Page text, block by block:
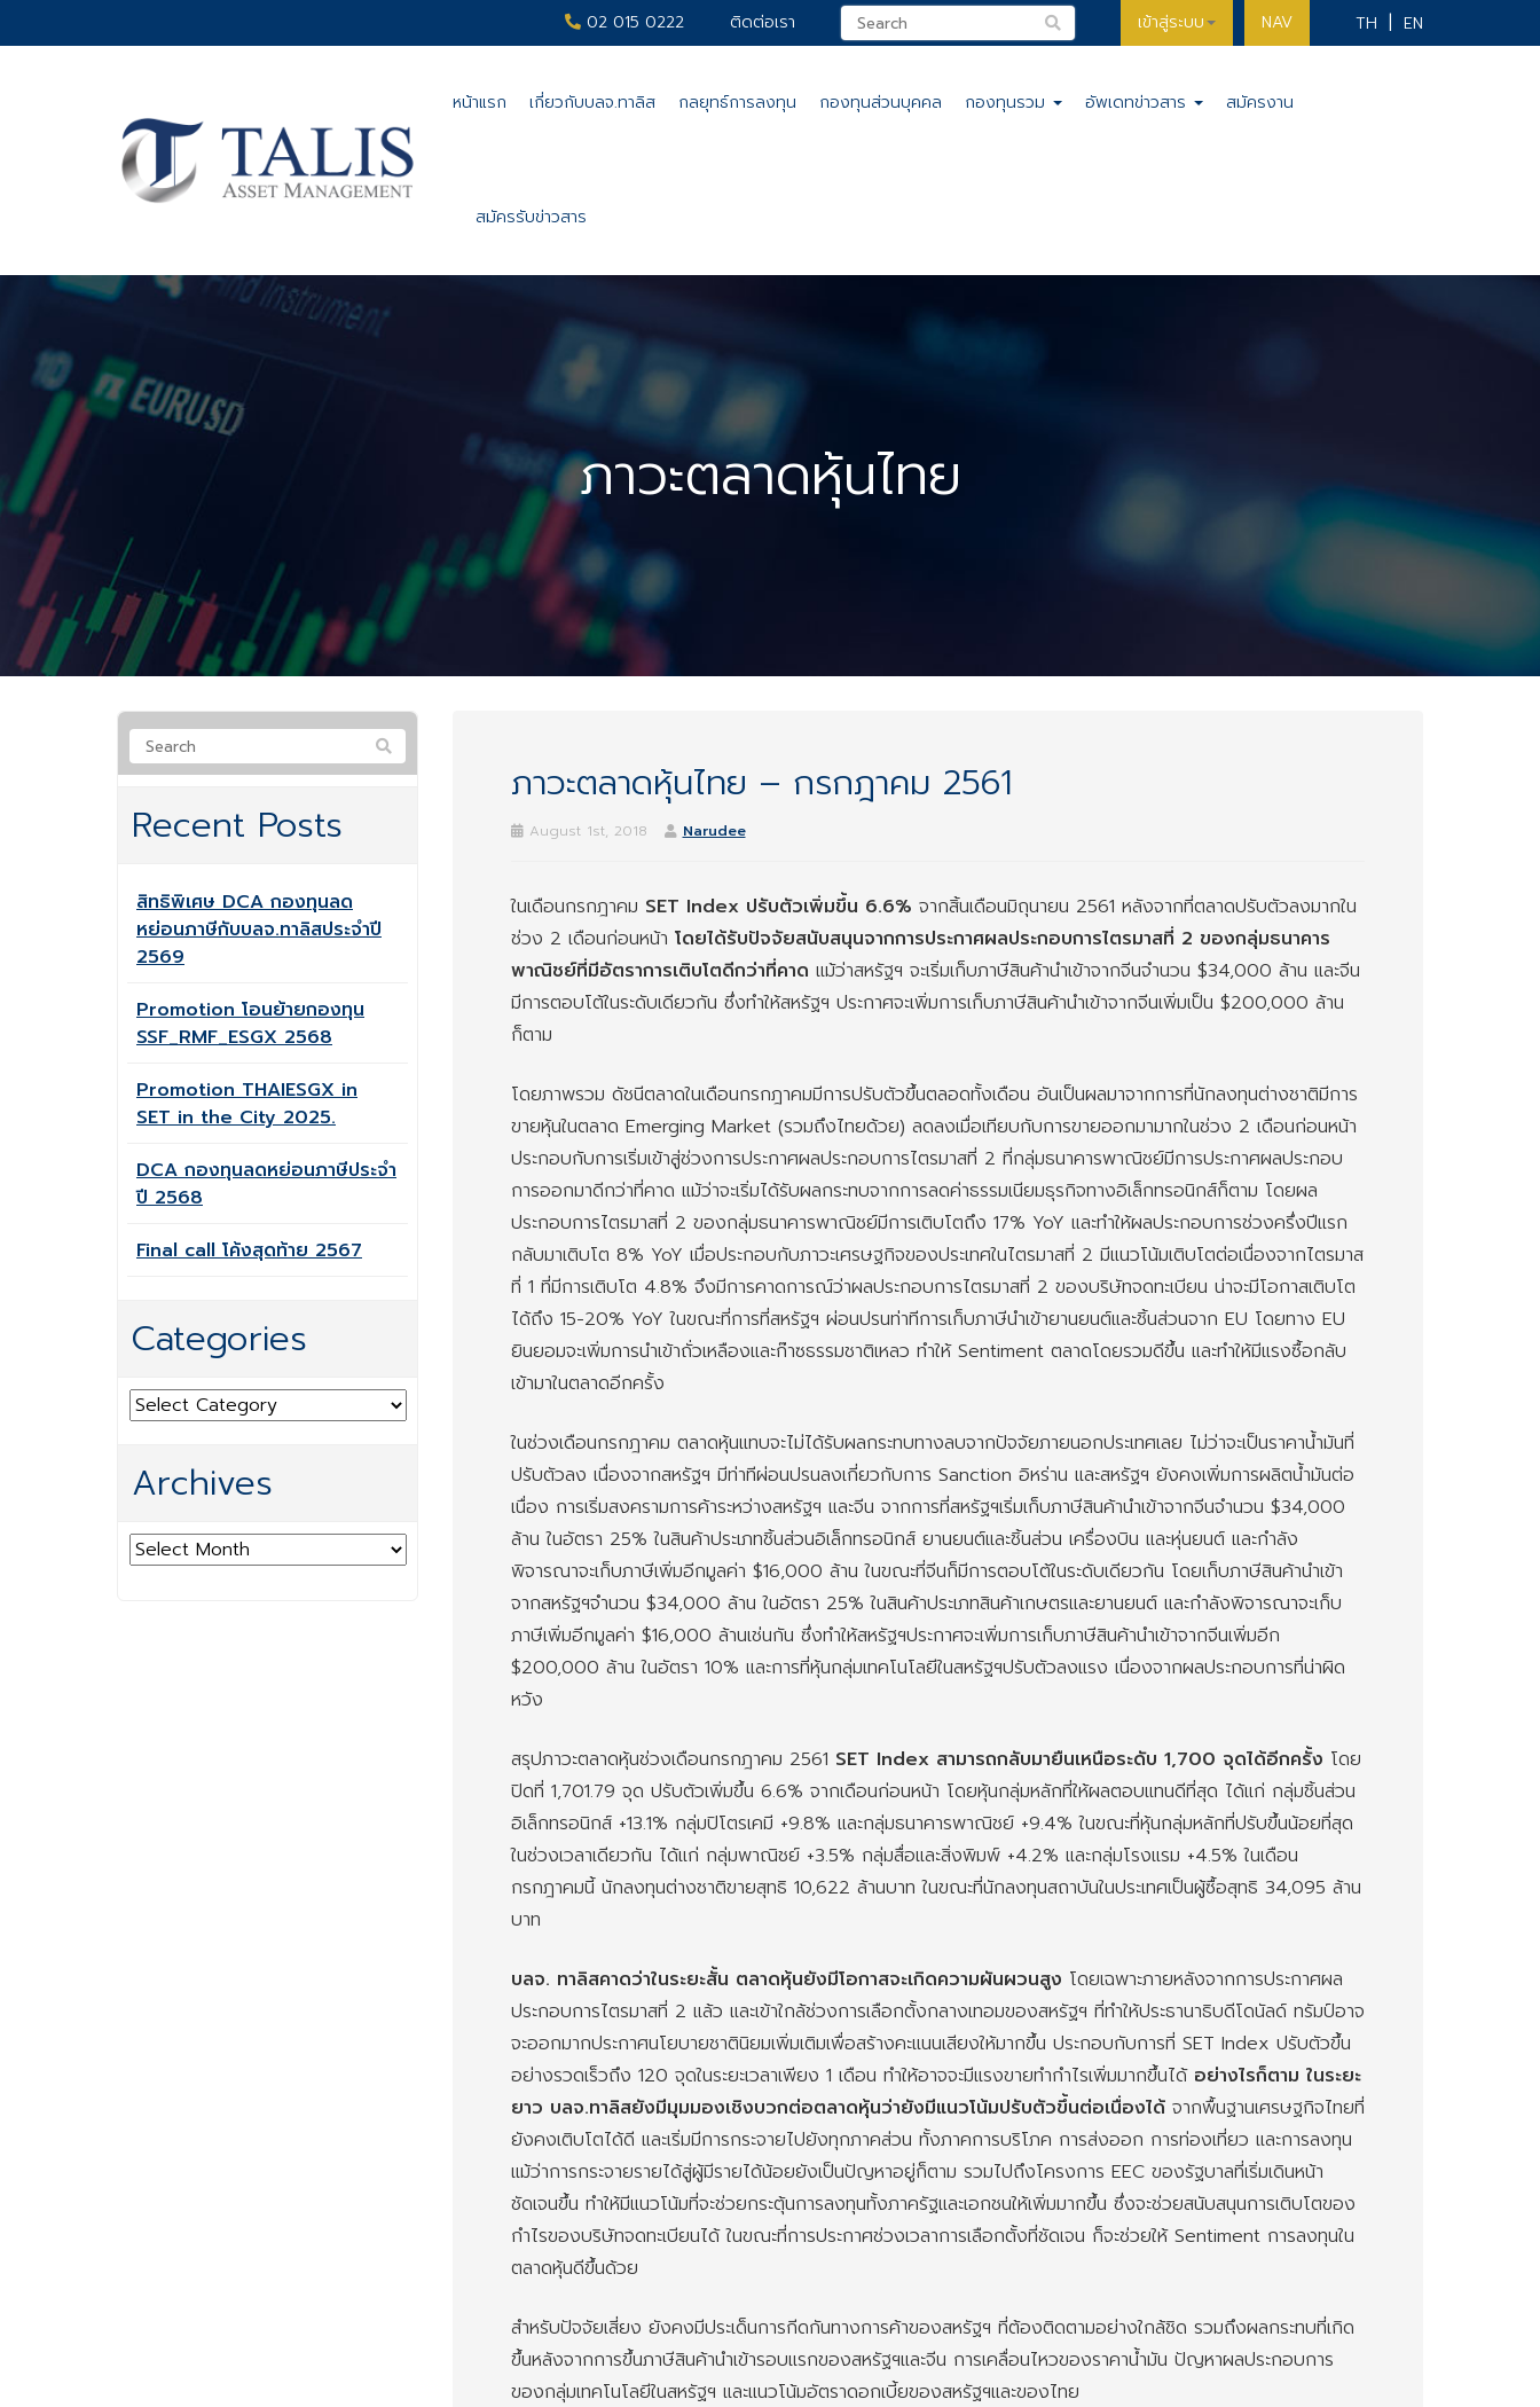
02 015 0222 ติดต่อเรา เข้าสู่ระบบ NAV TH EN
หน้าแรก เกี่ยวกับบลจ.ทาลิส กลยุทธ์การลงทุน กองทุนส่วนบุคคล กองทุนรวม อัพเดทข่าวสาร สมัครงาน
สมัครรับข่าวสาร
ภาวะตลาดหุ้นไทย
ภาวะตลาดหุ้นไทย – กรกฎาคม 2561
August 1st, 2018 Narudee
ในเดือนกรกฎาคม SET Index ปรับตัวเพิ่มขึ้น 6.6% จากสิ้นเดือนมิถุนายน 2561 หลังจากที่ตลาดปรับตัวลงมากใน
ช่วง 2 เดือนก่อนหน้า โดยได้รับปัจจัยสนับสนุนจากการประกาศผลประกอบการไตรมาสที่ 2 ของกลุ่มธนาคาร
พาณิชย์ที่มีอัตราการเติบโตดีกว่าที่คาด แม้ว่าสหรัฐฯ จะเริ่มเก็บภาษีสินค้านำเข้าจากจีนจำนวน $34,000 ล้าน และจีน
มีการตอบโต้ในระดับเดียวกัน ซึ่งทำให้สหรัฐฯ ประกาศจะเพิ่มการเก็บภาษีสินค้านำเข้าจากจีนเพิ่มเป็น $200,000 ล้าน
ก็ตาม
โดยภาพรวม ดัชนีตลาดในเดือนกรกฎาคมมีการปรับตัวขึ้นตลอดทั้งเดือน อันเป็นผลมาจากการที่นักลงทุนต่างชาติมีการ
ขายหุ้นในตลาด Emerging Market (รวมถึงไทยด้วย) ลดลงเมื่อเทียบกับการขายออกมามากในช่วง 2 เดือนก่อนหน้า
ประกอบกับการเริ่มเข้าสู่ช่วงการประกาศผลประกอบการไตรมาสที่ 2 ที่กลุ่มธนาคารพาณิชย์มีการประกาศผลประกอบ
การออกมาดีกว่าที่คาด แม้ว่าจะเริ่มได้รับผลกระทบจากการลดค่าธรรมเนียมธุรกิจทางอิเล็กทรอนิกส์ก็ตาม โดยผล
ประกอบการไตรมาสที่ 2 ของกลุ่มธนาคารพาณิชย์มีการเติบโตถึง 17% YoY และทำให้ผลประกอบการช่วงครึ่งปีแรก
กลับมาเติบโต 8% YoY เมื่อประกอบกับภาวะเศรษฐกิจของประเทศในไตรมาสที่ 2 มีแนวโน้มเติบโตต่อเนื่องจากไตรมาส
ที่ 1 ที่มีการเติบโต 4.8% จึงมีการคาดการณ์ว่าผลประกอบการไตรมาสที่ 2 ของบริษัทจดทะเบียน น่าจะมีโอกาสเติบโต
ได้ถึง 15-20% YoY ในขณะที่การที่สหรัฐฯ ผ่อนปรนท่าทีการเก็บภาษีนำเข้ายานยนต์และชิ้นส่วนจาก EU โดยทาง EU
ยินยอมจะเพิ่มการนำเข้าถั่วเหลืองและก๊าซธรรมชาติเหลว ทำให้ Sentiment ตลาดโดยรวมดีขึ้น และทำให้มีแรงซื้อกลับ
เข้ามาในตลาดอีกครั้ง
ในช่วงเดือนกรกฎาคม ตลาดหุ้นแทบจะไม่ได้รับผลกระทบทางลบจากปัจจัยภายนอกประเทศเลย ไม่ว่าจะเป็นราคาน้ำมันที่
ปรับตัวลง เนื่องจากสหรัฐฯ มีท่าทีผ่อนปรนลงเกี่ยวกับการ Sanction อิหร่าน และสหรัฐฯ ยังคงเพิ่มการผลิตน้ำมันต่อ
เนื่อง การเริ่มสงครามการค้าระหว่างสหรัฐฯ และจีน จากการที่สหรัฐฯเริ่มเก็บภาษีสินค้านำเข้าจากจีนจำนวน $34,000
ล้าน ในอัตรา 25% ในสินค้าประเภทชิ้นส่วนอิเล็กทรอนิกส์ ยานยนต์และชิ้นส่วน เครื่องบิน และหุ่นยนต์ และกำลัง
พิจารณาจะเก็บภาษีเพิ่มอีกมูลค่า $16,000 ล้าน ในขณะที่จีนก็มีการตอบโต้ในระดับเดียวกัน โดยเก็บภาษีสินค้านำเข้า
จากสหรัฐฯจำนวน $34,000 ล้าน ในอัตรา 25% ในสินค้าประเภทสินค้าเกษตรและยานยนต์ และกำลังพิจารณาจะเก็บ
ภาษีเพิ่มอีกมูลค่า $16,000 ล้านเช่นกัน ซึ่งทำให้สหรัฐฯประกาศจะเพิ่มการเก็บภาษีสินค้านำเข้าจากจีนเพิ่มอีก
$200,000 ล้าน ในอัตรา 10% และการที่หุ้นกลุ่มเทคโนโลยีในสหรัฐฯปรับตัวลงแรง เนื่องจากผลประกอบการที่น่าผิด
หวัง
สรุปภาวะตลาดหุ้นช่วงเดือนกรกฎาคม 2561 SET Index สามารถกลับมายืนเหนือระดับ 1,700 จุดได้อีกครั้ง โดย
ปิดที่ 1,701.79 จุด ปรับตัวเพิ่มขึ้น 6.6% จากเดือนก่อนหน้า โดยหุ้นกลุ่มหลักที่ให้ผลตอบแทนดีที่สุด ได้แก่ กลุ่มชิ้นส่วน
อิเล็กทรอนิกส์ +13.1% กลุ่มปิโตรเคมี +9.8% และกลุ่มธนาคารพาณิชย์ +9.4% ในขณะที่หุ้นกลุ่มหลักที่ปรับขึ้นน้อยที่สุด
ในช่วงเวลาเดียวกัน ได้แก่ กลุ่มพาณิชย์ +3.5% กลุ่มสื่อและสิ่งพิมพ์ +4.2% และกลุ่มโรงแรม +4.5% ในเดือน
กรกฎาคมนี้ นักลงทุนต่างชาติขายสุทธิ 10,622 ล้านบาท ในขณะที่นักลงทุนสถาบันในประเทศเป็นผู้ซื้อสุทธิ 34,095 ล้าน
บาท
บลจ. ทาลิสคาดว่าในระยะสั้น ตลาดหุ้นยังมีโอกาสจะเกิดความผันผวนสูง โดยเฉพาะภายหลังจากการประกาศผล
ประกอบการไตรมาสที่ 2 แล้ว และเข้าใกล้ช่วงการเลือกตั้งกลางเทอมของสหรัฐฯ ที่ทำให้ประธานาธิบดีโดนัลด์ ทรัมป์อาจ
จะออกมากประกาศนโยบายชาตินิยมเพิ่มเติมเพื่อสร้างคะแนนเสียงให้มากขึ้น ประกอบกับการที่ SET Index ปรับตัวขึ้น
อย่างรวดเร็วถึง 120 จุดในระยะเวลาเพียง 1 เดือน ทำให้อาจจะมีแรงขายทำกำไรเพิ่มมากขึ้นได้ อย่างไรก็ตาม ในระยะ
ยาว บลจ.ทาลิสยังมีมุมมองเชิงบวกต่อตลาดหุ้นว่ายังมีแนวโน้มปรับตัวขึ้นต่อเนื่องได้จากพื้นฐานเศรษฐกิจไทยที่
ยังคงเติบโตได้ดี และเริ่มมีการกระจายไปยังทุกภาคส่วน ทั้งภาคการบริโภค การส่งออก การท่องเที่ยว และการลงทุน
แม้ว่าการกระจายรายได้สู่ผู้มีรายได้น้อยยังเป็นปัญหาอยู่ก็ตาม รวมไปถึงโครงการ EEC ของรัฐบาลที่เริ่มเดินหน้า
ชัดเจนขึ้น ทำให้มีแนวโน้มที่จะช่วยกระตุ้นการลงทุนทั้งภาครัฐและเอกชนให้เพิ่มมากขึ้น ซึ่งจะช่วยสนับสนุนการเติบโตของ
กำไรของบริษัทจดทะเบียนได้ ในขณะที่การประกาศช่วงเวลาการเลือกตั้งที่ชัดเจน ก็จะช่วยให้ Sentiment การลงทุนใน
ตลาดหุ้นดีขึ้นด้วย
สำหรับปัจจัยเสี่ยง ยังคงมีประเด็นการกีดกันทางการค้าของสหรัฐฯ ที่ต้องติดตามอย่างใกล้ชิด รวมถึงผลกระทบที่เกิด
ขึ้นหลังจากการขึ้นภาษีสินค้านำเข้ารอบแรกของสหรัฐฯและจีน การเคลื่อนไหวของราคาน้ำมัน ปัญหาผลประกอบการ
ของกลุ่มเทคโนโลยีในสหรัฐฯ และแนวโน้มอัตราดอกเบี้ยของสหรัฐฯและของไทย
Recent Posts
สิทธิพิเศษ DCA กองทุนลด
หย่อนภาษีกับบลจ.ทาลิสประจำปี
2569
Promotion โอนย้ายกองทุน
SSF_RMF_ESGX 2568
Promotion THAIESGX in
SET in the City 2025.
DCA กองทุนลดหย่อนภาษีประจำ
ปี 2568
Final call โค้งสุดท้าย 2567
Categories
Categories
Archives
Archives